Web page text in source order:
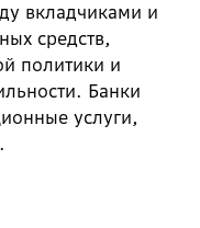
вкладчиками и
средств,
политики и
Банки
услуги,